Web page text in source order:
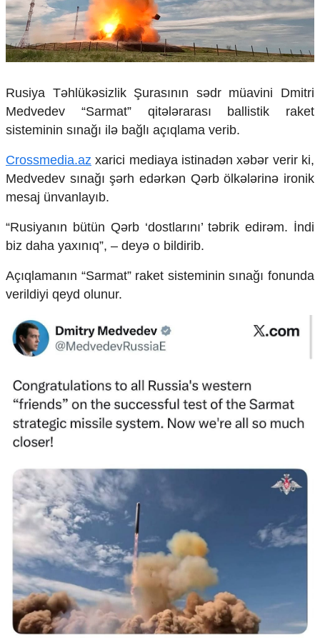
Çarpaz baxış
Təhlil
Siyasi
Geosiyasi
Sosioloji
Araşdırma
Foto
Video
İnfoqrafika
Humanitar
Mədəniyyət
Diaspor
Mədəniyyətimizin Zəfəri
Zəfər Diasporu
Səhiyyə
Ailə və uşaq
Turizm
İqtisadiyyat
İqtisadi xəbərlər
Neft-qaz
Əmək və sosial siyasət
Kənd təsərrüfatı
Hərbi sənaye
Telekommunikasiya və nəqliyyat
COP29
Cəmiyyət
Crossmedia.az - 1 yaş
Siyasət
Rusiya Təhlükəsizlik Şurasının sədr müavini Dmitri
Medvedev “Sarmat” qitələrarası ballistik raket
sisteminin sınağı ilə bağlı açıqlama verib.
Crossmedia.az xarici mediaya istinadən xəbər verir ki,
Medvedev sınağı şərh edərkən Qərb ölkələrinə ironik
mesaj ünvanlayıb.
“Rusiyanın bütün Qərb ‘dostlarını’ təbrik edirəm. İndi
biz daha yaxınıq”, – deyə o bildirib.
Açıqlamanın “Sarmat” raket sisteminin sınağı fonunda
verildiyi qeyd olunur.